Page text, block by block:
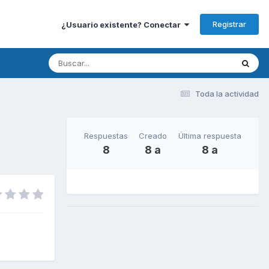
¿Usuario existente? Conectar Registrar
Toda la actividad
Respuestas
8
Creado
8 a
Última respuesta
8 a